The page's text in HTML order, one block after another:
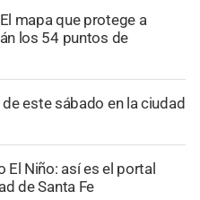
El mapa que protege a
los 54 puntos de
este sábado en la ciudad
El Niño: así es el portal
de Santa Fe